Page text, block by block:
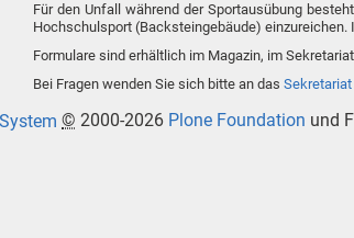
Für den Unfall während der Sportausübung
Hochschulsport (Backsteingebäude)
Formulare sind erhältlich im Magazin, im
Bei Fragen wenden Sie sich bitte an das
© 2000-2026 Plone Foundation und